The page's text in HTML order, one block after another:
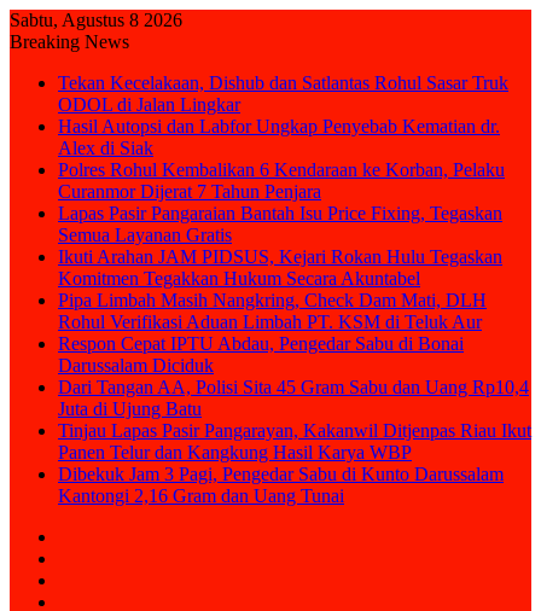
Sabtu, Agustus 8 2026
Breaking News
Tekan Kecelakaan, Dishub dan Satlantas Rohul Sasar Truk
ODOL di Jalan Lingkar
Hasil Autopsi dan Labfor Ungkap Penyebab Kematian dr.
Alex di Siak
Polres Rohul Kembalikan 6 Kendaraan ke Korban, Pelaku
Curanmor Dijerat 7 Tahun Penjara
Lapas Pasir Pangaraian Bantah Isu Price Fixing, Tegaskan
Semua Layanan Gratis
Ikuti Arahan JAM PIDSUS, Kejari Rokan Hulu Tegaskan
Komitmen Tegakkan Hukum Secara Akuntabel
Pipa Limbah Masih Nangkring, Check Dam Mati, DLH
Rohul Verifikasi Aduan Limbah PT. KSM di Teluk Aur
Respon Cepat IPTU Abdau, Pengedar Sabu di Bonai
Darussalam Diciduk
Dari Tangan AA, Polisi Sita 45 Gram Sabu dan Uang Rp10,4
Juta di Ujung Batu
Tinjau Lapas Pasir Pangarayan, Kakanwil Ditjenpas Riau Ikut
Panen Telur dan Kangkung Hasil Karya WBP
Dibekuk Jam 3 Pagi, Pengedar Sabu di Kunto Darussalam
Kantongi 2,16 Gram dan Uang Tunai